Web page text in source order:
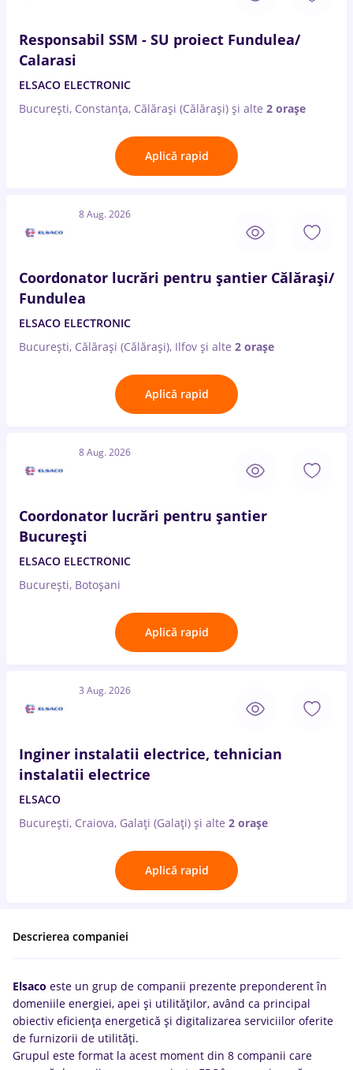
Responsabil SSM - SU proiect Fundulea/
Calarasi
ELSACO ELECTRONIC
București, Constanța, Călărași (Călărași) și alte 2 orașe
Aplică rapid
8 Aug. 2026
Coordonator lucrări pentru șantier Călărași/
Fundulea
ELSACO ELECTRONIC
București, Călărași (Călărași), Ilfov și alte 2 orașe
Aplică rapid
8 Aug. 2026
Coordonator lucrări pentru șantier
București
ELSACO ELECTRONIC
București, Botoșani
Aplică rapid
3 Aug. 2026
Inginer instalatii electrice, tehnician
instalatii electrice
ELSACO
București, Craiova, Galați (Galați) și alte 2 orașe
Aplică rapid
Descrierea companiei
Elsaco este un grup de companii prezente preponderent în
domeniile energiei, apei și utilităților, având ca principal
obiectiv eficiența energetică și digitalizarea serviciilor oferite
de furnizorii de utilități.
Grupul este format la acest moment din 8 companii care